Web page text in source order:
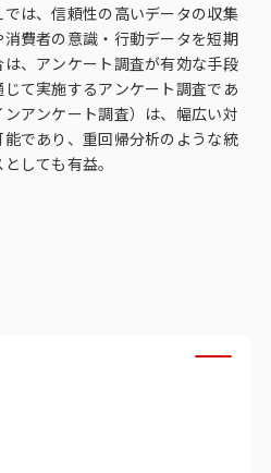
は、信頼性の高いデータの収集
費者の意識・行動データを短期
、アンケート調査が有効な手段
て実施するアンケート調査であ
アンケート調査） は、幅広い対
であり、重回帰分析のような統
しても有益。